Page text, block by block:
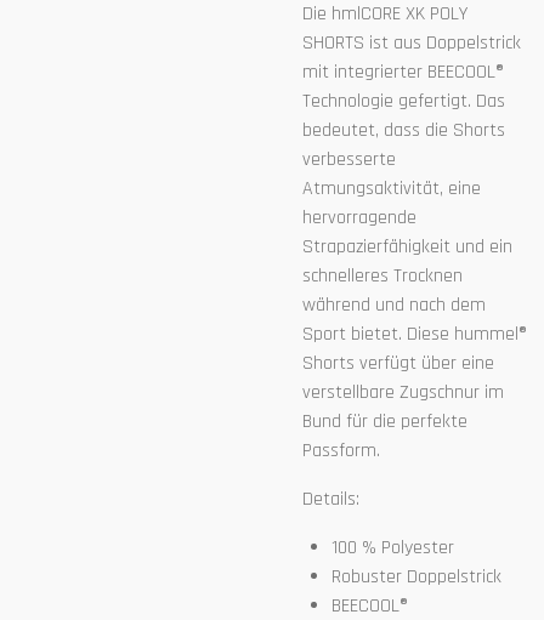
Die hmlCORE XK POLY
SHORTS ist aus Doppelstrick
mit integrierter BEECOOL®
Technologie gefertigt. Das
bedeutet, dass die Shorts
verbesserte
Atmungsaktivität, eine
hervorragende
Strapazierfähigkeit und ein
schnelleres Trocknen
während und nach dem
Sport bietet. Diese hummel®
Shorts verfügt über eine
verstellbare Zugschnur im
Bund für die perfekte
Passform.
Details:
100 % Polyester
Robuster Doppelstrick
BEECOOL®